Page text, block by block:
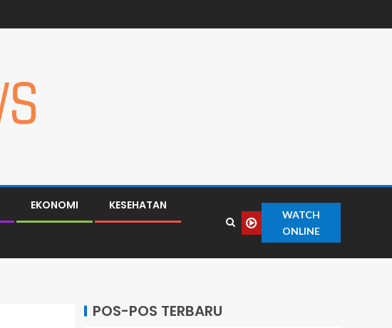
EKONOMI KESEHATAN
WATCH
ONLINE
POS-POS TERBARU